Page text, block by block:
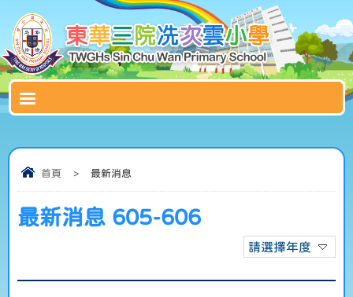
首頁 > 最新消息
最新消息 605-606
請選擇年度